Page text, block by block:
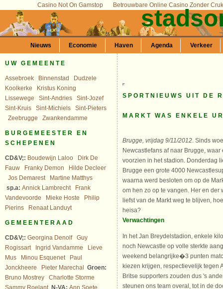
Casino Not On Gamstop Betrouwbare Online Casino Zonder
Nieuws Economie Haven Agenda Verkeer
UW GEMEENTE
Assebroek Binnenstad
Dudzele
Koolkerke
Kristus Koning
Lissewege
Sint-Andries
Sint-Jozef
Sint-Kruis
Sint-Michiels
Sint-Pieters
Zeebrugge
Zwankendamme
BURGEMEESTER EN
SCHEPENEN
CD&V;: Boudewijn Laloo
Dirk De
Fauw
Franky Demon
Hilde Decleer
Jos Demarest
Martine Matthys
sp.a: Annick Lambrecht
Frank
Vandevoorde
Mieke Hoste
Philip
Pierins
Renaat Landuyt
GEMEENTERAAD
CD&V;: Georgina Denolf
Guy
Rogissart
Ingrid Vandamme
Lieve
Mus
Minou Esquenet
Paul
Jonckheere
Pieter Marechal Groen:
Bruno Mostrey
Charlotte Storme
Sammy Roelant N-VA: Ann Soete
SPORTNIEUWS UIT DE
MARKT WAS ENKELE
Brugge, vrijdag 9/11/2012. Sinds
Newcastlefans af naar Brugge,
voorzien in het stadion. Donderdag
Brugge een grote 4000
waarna werd besloten om op de
om hen zo op te vangen. Her en der
liefst van de Markt weg te blijven,
heisa?
Verwachtingen
In het Jan Breydelstadion, enkele
noch Newcastle op volle sterkte
weekend belangrijke�3 punten
kiezen krijgen, respectievelijk tegen
Britse supporters zouden dus 's
steunen ons team overal, tot in de